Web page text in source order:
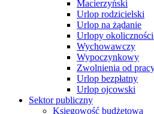
Macierzyński
Urlop rodzicielski
Urlop na żądanie
Urlopy
Wychowawczy
Wypoczynkowy
Zwolnienia od
Urlop bezpłatny
Urlop ojcowski
Sektor publiczny
Księgowość budżetowa